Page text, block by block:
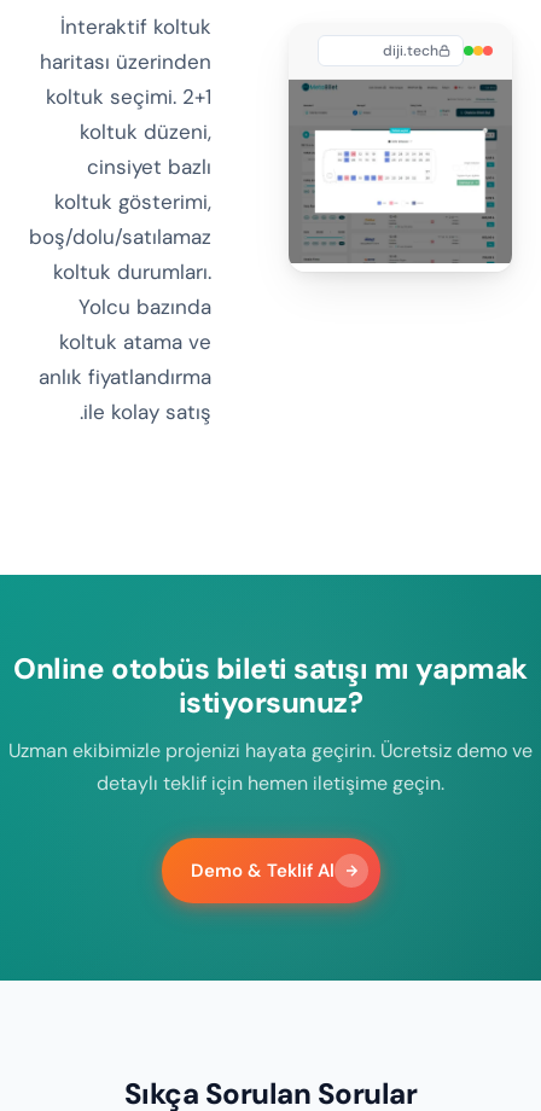
diji.tech
İnteraktif koltuk
haritası üzerinden
koltuk seçimi. 2+1
koltuk düzeni,
cinsiyet bazlı
koltuk gösterimi,
boş/dolu/satılamaz
koltuk durumları.
Yolcu bazında
koltuk atama ve
anlık fiyatlandırma
ile kolay satış.
Online otobüs bileti satışı mı yapmak
istiyorsunuz?
Uzman ekibimizle projenizi hayata geçirin. Ücretsiz demo ve
detaylı teklif için hemen iletişime geçin.
Demo & Teklif Al
Sıkça Sorulan Sorular